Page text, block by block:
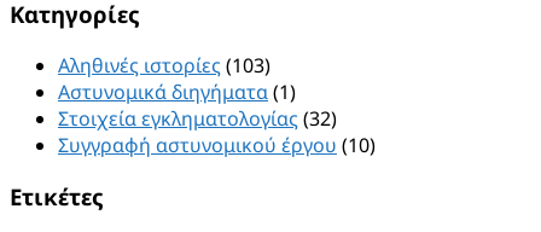
Kατηγορίες
Αληθινές ιστορίες (103)
Αστυνομικά διηγήματα(1)
Στοιχεία εγκληματολογίας (32)
Συγγραφή αστυνομικού έργου (10)
Ετικέτες